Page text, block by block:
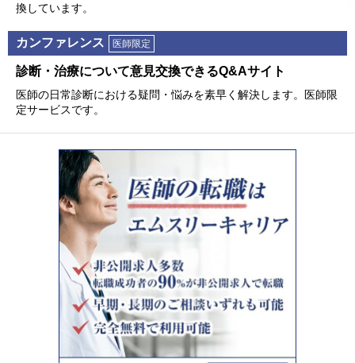
換しています。
カンファレンス 医師限定
診断・治療について意⾒交換できるQ&Aサイト
医師の⽇常診断における疑問・悩みを素早く解決します。医師限
定サービスです。